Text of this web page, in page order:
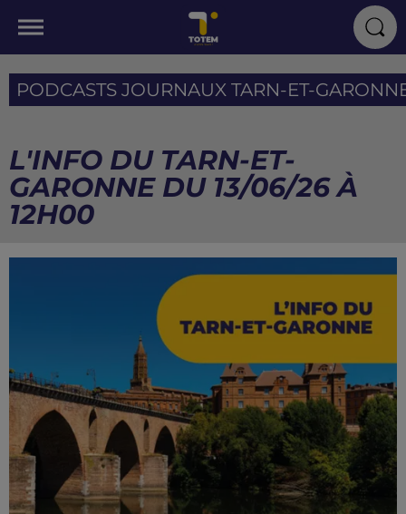
PODCASTS JOURNAUX TARN-ET-
L'INFO DU TARN-ET-
GARONNE DU 13/06/26 À
12H00